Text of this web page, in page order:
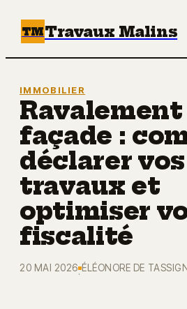
TMTravaux Malins
Bricolage
Écologie &
Déco
IMMOBILIER
Ravalement
façade :
déclarer vos
travaux et
optimiser
fiscalité
20 MAI 2026
·
ÉLÉONORE DE